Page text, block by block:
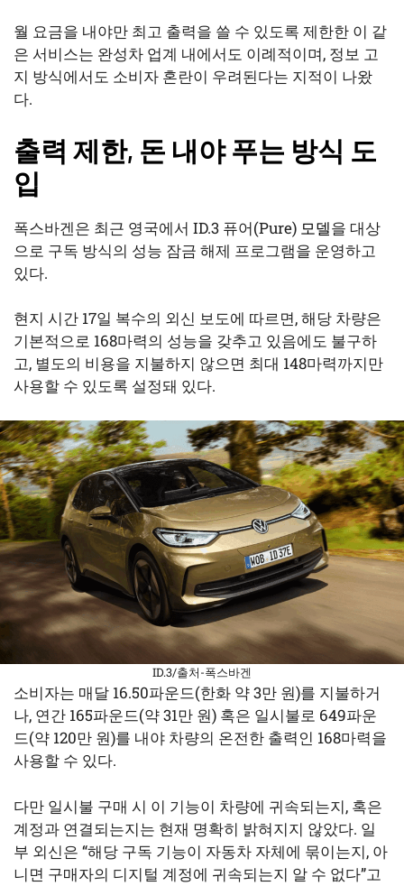
월 요금을 내야만 최고 출력을 쓸 수 있도록 제한한 이 같
은 서비스는 완성차 업계 내에서도 이례적이며, 정보 고
지 방식에서도 소비자 혼란이 우려된다는 지적이 나왔
다.
출력 제한, 돈 내야 푸는 방식 도
입
폭스바겐은 최근 영국에서 ID.3 퓨어(Pure) 모델을 대상
으로 구독 방식의 성능 잠금 해제 프로그램을 운영하고
있다.
현지 시간 17일 복수의 외신 보도에 따르면, 해당 차량은
기본적으로 168마력의 성능을 갖추고 있음에도 불구하
고, 별도의 비용을 지불하지 않으면 최대 148마력까지만
사용할 수 있도록 설정돼 있다.
ID.3/출처-폭스바겐
소비자는 매달 16.50파운드(한화 약 3만 원)를 지불하거
나, 연간 165파운드(약 31만 원) 혹은 일시불로 649파운
드(약 120만 원)를 내야 차량의 온전한 출력인 168마력을
사용할 수 있다.
다만 일시불 구매 시 이 기능이 차량에 귀속되는지, 혹은
계정과 연결되는지는 현재 명확히 밝혀지지 않았다. 일
부 외신은 “해당 구독 기능이 자동차 자체에 묶이는지, 아
니면 구매자의 디지털 계정에 귀속되는지 알 수 없다”고